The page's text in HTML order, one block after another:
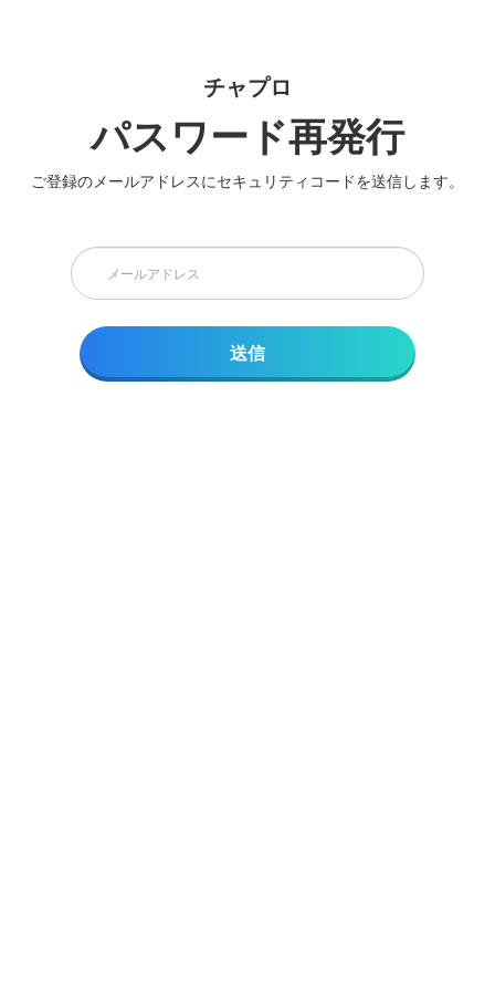
チャプロ
パスワード再発行
ご登録のメールアドレスにセキュリティコードを送信します。
送信